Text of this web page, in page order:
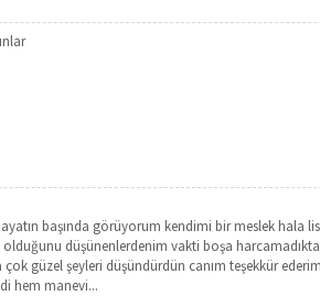
başında görüyorum kendimi bir meslek hala
olduğunu düşünenlerdenim vakti boşa
güzel şeyleri düşündürdün canım teşekkür
hem manevi...